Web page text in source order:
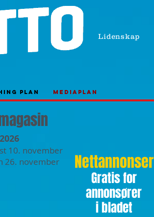
Lidenskap
Nettannonser
Gratis for
annonsører
i bladet
10. november
26. november
plan Mediaplan